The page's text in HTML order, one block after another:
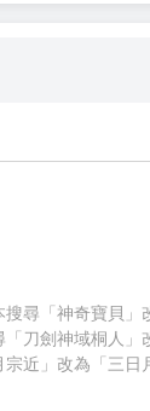
尋「神奇寶貝」
刀劍神域桐人」
近」改為「三日